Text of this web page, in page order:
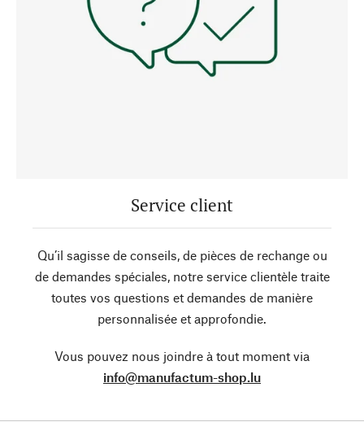
Service client
Qu’il sagisse de conseils, de pièces de rechange ou
de demandes spéciales, notre service clientèle traite
toutes vos questions et demandes de manière
personnalisée et approfondie.
Vous pouvez nous joindre à tout moment via
info@manufactum-shop.lu